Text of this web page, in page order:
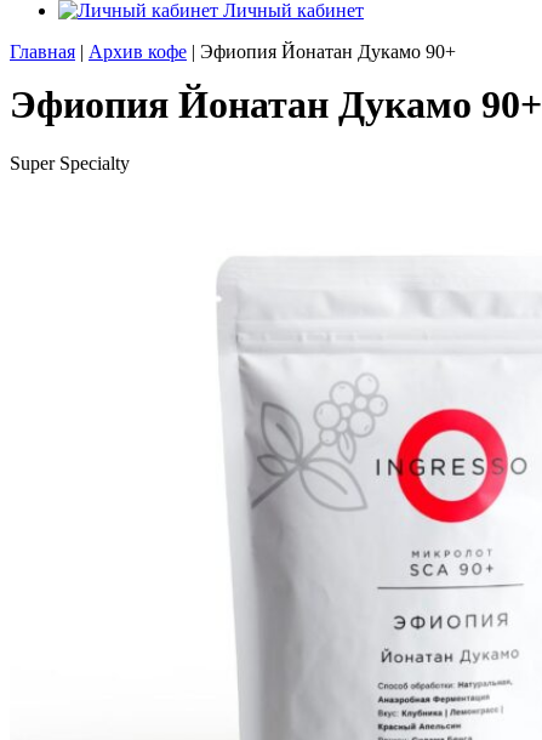
Личный кабинет
Главная | Архив кофе | Эфиопия Йонатан Дукамо 90+
Эфиопия Йонатан Дукамо 90+
Super Specialty